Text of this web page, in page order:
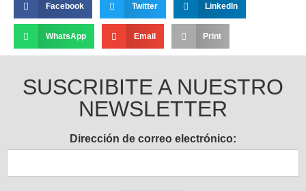
Facebook Twitter LinkedIn
WhatsApp Email Print
SUSCRIBITE A NUESTRO
NEWSLETTER
Dirección de correo electrónico: